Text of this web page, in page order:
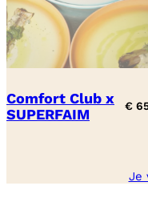
Comfort Club x
SUPERFAIM
€
Je